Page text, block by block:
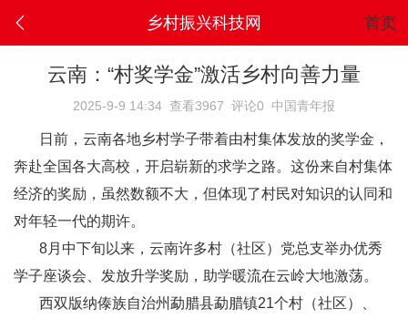
乡村振兴科技网 首页
云南：“村奖学金”激活乡村向善力量
2025-9-9 14:34 查看3967 评论0 中国青年报
日前，云南各地乡村学子带着由村集体发放的奖学金，
奔赴全国各大高校，开启崭新的求学之路。这份来自村集体
经济的奖励，虽然数额不大，但体现了村民对知识的认同和
对年轻一代的期许。
8月中下旬以来，云南许多村（社区）党总支举办优秀
学子座谈会、发放升学奖励，助学暖流在云岭大地激荡。
西双版纳傣族自治州勐腊县勐腊镇21个村（社区）、